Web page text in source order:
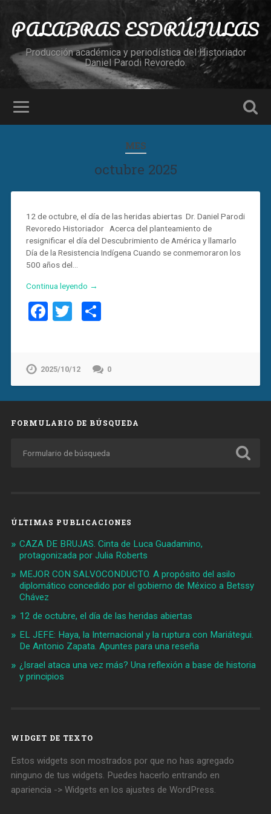
PALABRAS ESDRÚJULAS
Producción académica y periodística del Historiador
Daniel Parodi Revoredo.
MES
octubre 2025
12 de octubre, el día de las heridas abiertas Dr. Daniel Parodi
Revoredo Historiador Acerca del planteamiento de
resignificar el día del Descubrimiento de América y llamarlo
Día de la Resistencia Indígena Cuando se conmemoraron los
500 años del…
Continua leyendo →
Facebook
TwitterCompartir
2025/10/12 0
FORMULARIO DE BÚSQUEDA
ÚLTIMAS PUBLICACIONES
CAZA DE BRUJAS. Cinta de Luca Guadamino,
protagonizada por Julia Roberts
MEJOR CON SALVOCONDUCTO. A propósito del asilo
diplomático concedido por el gobierno de México a Betssy
Chávez
12 de octubre, el día de las heridas abiertas
EL JEFE: Haya, la Internacional y la ruptura con Mariátegui.
De Antonio Zapata. Apuntes para una reseña
¿Israel ataca una vez más? Una reflexión a base de historia
y principios
WIDGET DE TEXTO
Estos widgets son mostrados por que no has agregado
ninguno de tus widgets. Puedes hacerlo entrando en
apariencia -> Widgets en los ajustes de WordPress.